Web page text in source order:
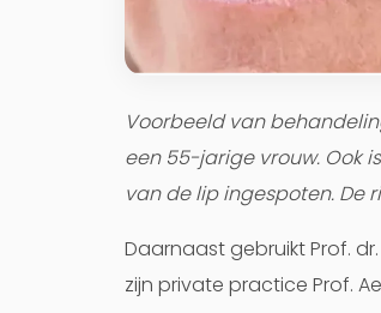
Voorbeeld van
een 55-jarige vrouw. Ook
van de lip ingespoten. De
Daarnaast gebruikt Prof.
zijn private practice Prof.